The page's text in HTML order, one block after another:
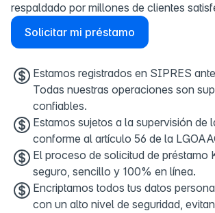
respaldado por millones de clientes
Solicitar mi préstamo
Estamos registrados en SIPRES
Todas nuestras operaciones son
confiables.
Estamos sujetos a la supervisión de
conforme al artículo 56 de la
El proceso de solicitud de préstamo
seguro, sencillo y 100% en línea.
Encriptamos todos tus datos
con un alto nivel de seguridad,